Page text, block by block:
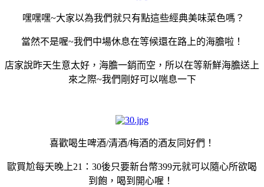
嘿嘿嘿~大家以為我們就只有點這些經典美味菜色嗎？
當然不是喔~我們中場休息在等候還在路上的海膽啦！
店家說昨天生意太好，海膽一銷而空，所以在等新鮮海膽送上
來之際~我們剛好可以喘息一下
喜歡喝生啤酒/清酒/梅酒的酒友同好們！
歐買尬每天晚上21：30後只要新台幣399元就可以隨心所欲喝
到飽，喝到開心喔！